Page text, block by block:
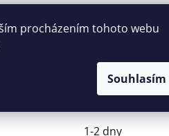
procházením tohoto webu
Souhlasím
Klíč očkoplochý metrický
30mm NAREX 443000543
DIN3113
1-2 dny